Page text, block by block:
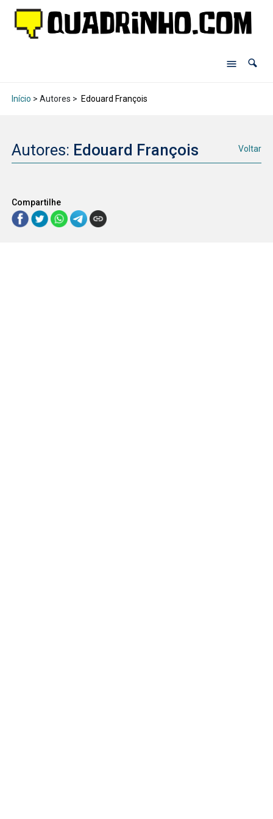
Início > Autores > Edouard François
Autores: Edouard François Voltar
Compartilhe